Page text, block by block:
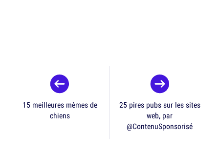
15 meilleures mèmes de
chiens
25 pires pubs sur les sites
web, par
@ContenuSponsorisé